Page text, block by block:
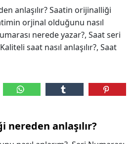
anlaşılır? Saatin orijinalliği
orjinal olduğunu nasıl
nerede yazar?, Saat seri
saat nasıl anlaşılır?, Saat
anlaşılır?